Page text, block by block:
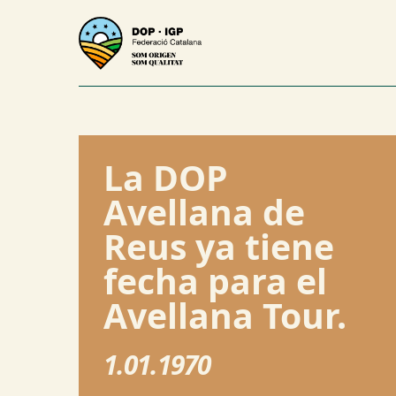
La DOP
Avellana de
Reus ya tiene
fecha para el
Avellana Tour.
1.01.1970